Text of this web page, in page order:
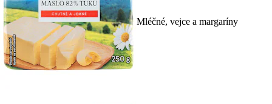
Mléčné, vejce a margaríny